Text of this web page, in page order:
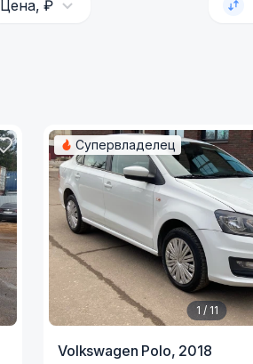
Цена, ₽
Супервладелец
1 / 11
Volkswagen Polo, 2018